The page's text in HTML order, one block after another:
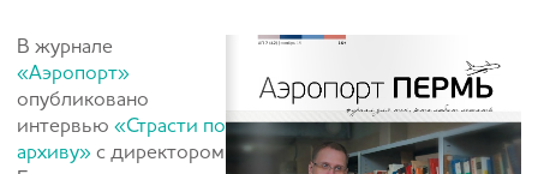
В журнале
«Аэропорт»
опубликовано
интервью «Страсти по
архиву» с директором